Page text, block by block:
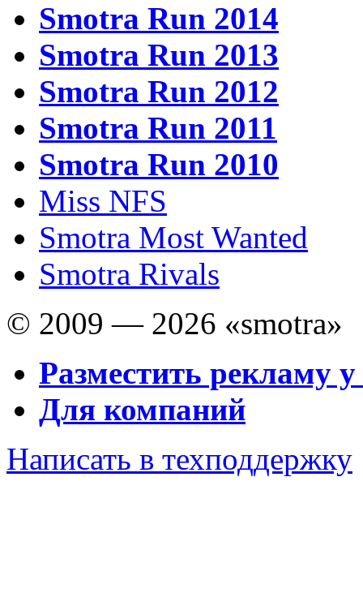
Smotra Run 2014
Smotra Run 2013
Smotra Run 2012
Smotra Run 2011
Smotra Run 2010
Miss NFS
Smotra Most Wanted
Smotra Rivals
© 2009 — 2026 «smotra»
Разместить рекламу у
Для компаний
Написать в техподдержку